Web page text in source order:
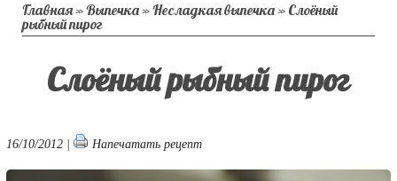
Главная»Выпечка»Несладкая выпечка» Слоёный
рыбный пирог
Слоёный рыбный пирог
16/10/2012 | Напечатать рецепт